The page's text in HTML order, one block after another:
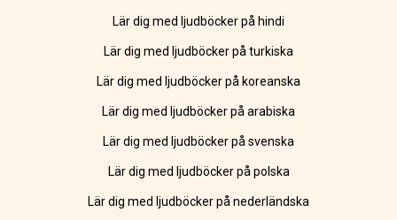
Lär dig med ljudböcker på hindi
Lär dig med ljudböcker på turkiska
Lär dig med ljudböcker på koreanska
Lär dig med ljudböcker på arabiska
Lär dig med ljudböcker på svenska
Lär dig med ljudböcker på polska
Lär dig med ljudböcker på nederländska